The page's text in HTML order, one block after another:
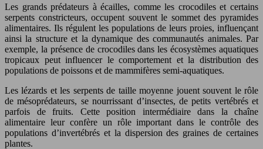
Les grands prédateurs à écailles, comme les crocodiles et certains
serpents constricteurs, occupent souvent le sommet des pyramides
alimentaires. Ils régulent les populations de leurs proies, influençant
ainsi la structure et la dynamique des communautés animales. Par
exemple, la présence de crocodiles dans les écosystèmes aquatiques
tropicaux peut influencer le comportement et la distribution des
populations de poissons et de mammifères semi-aquatiques.
Les lézards et les serpents de taille moyenne jouent souvent le rôle
de mésoprédateurs, se nourrissant d’insectes, de petits vertébrés et
parfois de fruits. Cette position intermédiaire dans la chaîne
alimentaire leur confère un rôle important dans le contrôle des
populations d’invertébrés et la dispersion des graines de certaines
plantes.